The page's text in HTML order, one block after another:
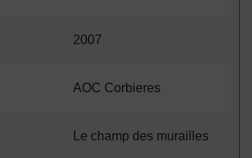
2007
AOC Corbieres
Le champ des murailles